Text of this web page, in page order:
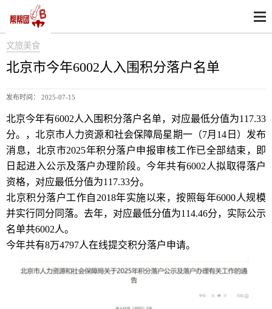
文旅美食
北京市今年6002人入围积分落户名单
发布时间： 2025-07-15
北京今年有6002人入围积分落户名单，对应最低分值为117.33
分。，北京市人力资源和社会保障局星期一（7月14日）发布
消息，北京市2025年积分落户申报审核工作已全部结束，即
日起进入公示及落户办理阶段。今年共有6002人拟取得落户
资格，对应最低分值为117.33分。
北京积分落户工作自2018年实施以来，按照每年6000人规模
并实行同分同落。去年，对应最低分值为114.46分，实际公示
名单共6002人。
今年共有8万4797人在线提交积分落户申请。